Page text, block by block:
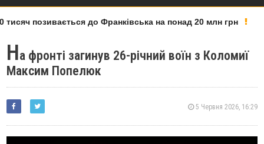
позивається до Франківська на понад 20 млн грн
На фронті загинув 26-річний воїн з Коломиї
Максим Попелюк
5 Червня 2026, 16:29